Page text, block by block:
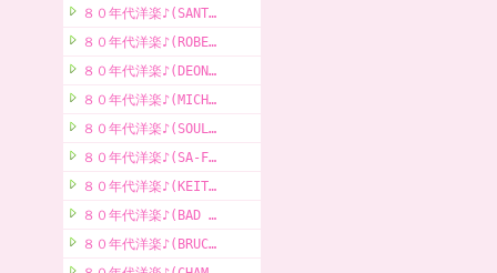
８０年代洋楽♪(SANT…
８０年代洋楽♪(ROBE…
８０年代洋楽♪(DEON…
８０年代洋楽♪(MICH…
８０年代洋楽♪(SOUL…
８０年代洋楽♪(SA-F…
８０年代洋楽♪(KEIT…
８０年代洋楽♪(BAD …
８０年代洋楽♪(BRUC…